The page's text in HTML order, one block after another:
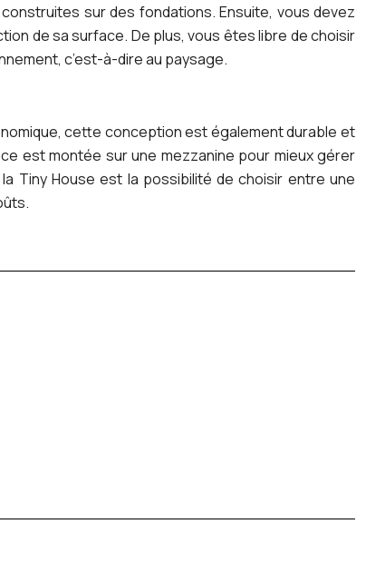
sur des fondations. Ensuite, vous devez
de sa surface. De plus, vous êtes libre de choisir
c’est-à-dire au paysage.
cette conception est également durable et
est montée sur une mezzanine pour mieux gérer
Tiny House est la possibilité de choisir entre une